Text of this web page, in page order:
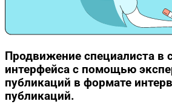
Продвижение специалиста в
интерфейса с помощью
публикаций в формате
публикаций.